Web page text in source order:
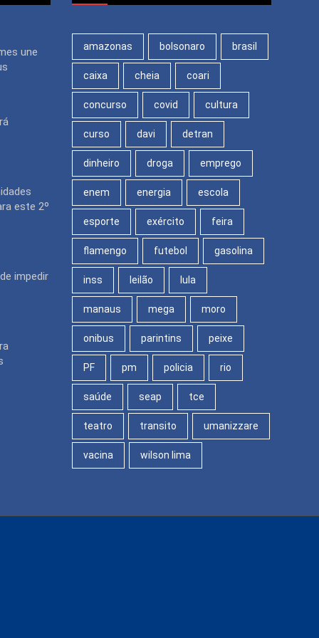
une
este 2º
impedir
amazonas bolsonaro brasil
caixa cheia coari
concurso covid cultura
curso davi detran
dinheiro droga emprego
enem energia escola
esporte exército feira
flamengo futebol gasolina
inss leilão lula
manaus mega moro
onibus parintins peixe
PF pm policia rio
saúde seap tce
teatro transito umanizzare
vacina wilson lima